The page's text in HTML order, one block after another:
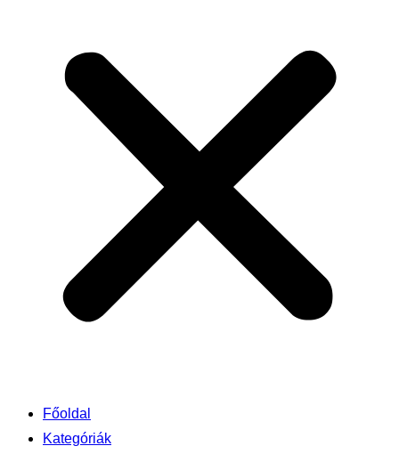
Főoldal
Kategóriák